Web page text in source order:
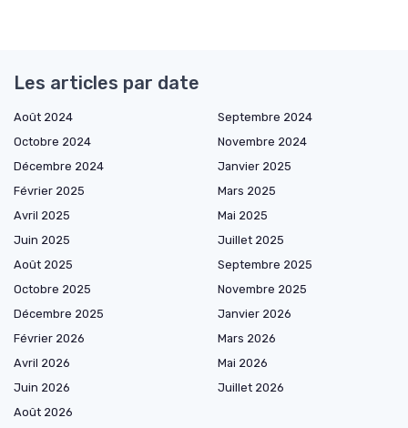
Les articles par date
Août 2024
Septembre 2024
Octobre 2024
Novembre 2024
Décembre 2024
Janvier 2025
Février 2025
Mars 2025
Avril 2025
Mai 2025
Juin 2025
Juillet 2025
Août 2025
Septembre 2025
Octobre 2025
Novembre 2025
Décembre 2025
Janvier 2026
Février 2026
Mars 2026
Avril 2026
Mai 2026
Juin 2026
Juillet 2026
Août 2026